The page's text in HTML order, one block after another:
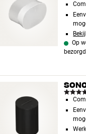
Op